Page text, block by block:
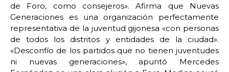
de Foro, como consejeros». Afirma que Nuevas
Generaciones es una organización perfectamente
representativa de la juventud gijonesa «con personas
de todos los distritos y entidades de la ciudad».
«Desconfío de los partidos que no tienen juventudes
ni nuevas generaciones», apuntó Mercedes